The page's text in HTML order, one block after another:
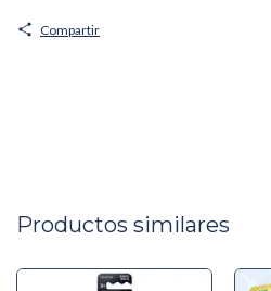
Compartir
Productos similares